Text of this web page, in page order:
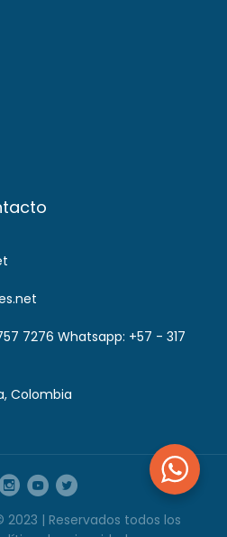
+57 - 317
Colombia
| Reservados todos los